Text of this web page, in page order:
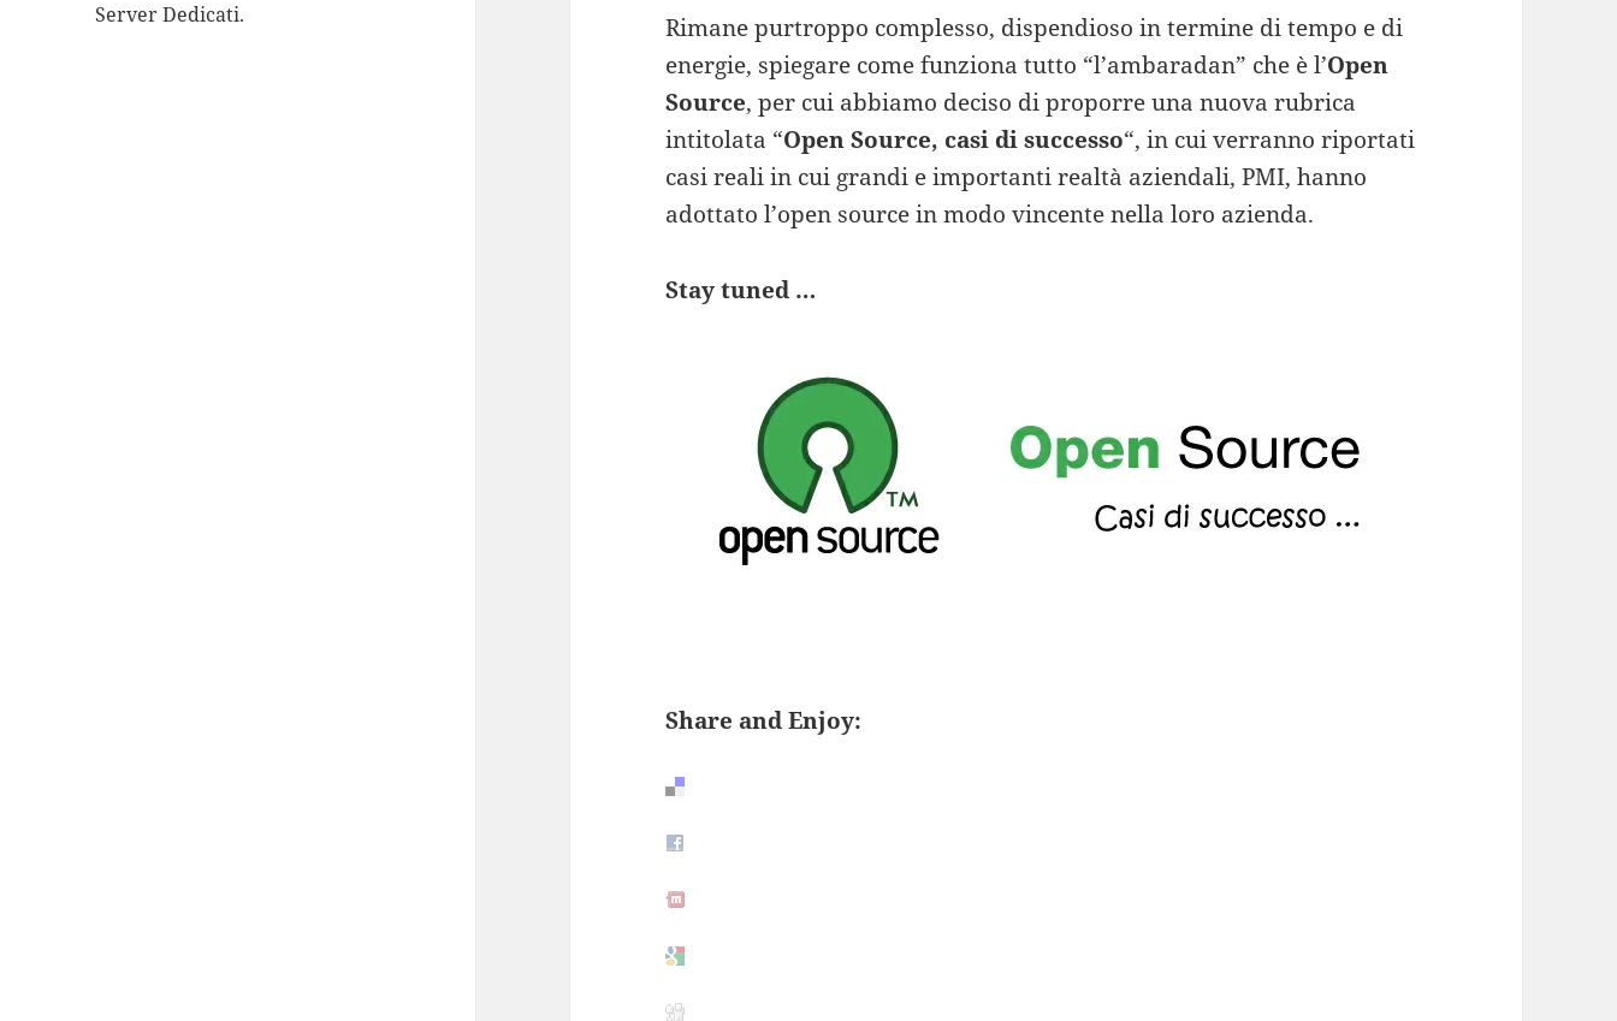
Server Dedicati.
Rimane purtroppo complesso, dispendioso in termine di tempo e di
energie, spiegare come funziona tutto “l’ambaradan” che è l’Open
Source, per cui abbiamo deciso di proporre una nuova rubrica
intitolata “Open Source, casi di successo“, in cui verranno riportati
casi reali in cui grandi e importanti realtà aziendali, PMI, hanno
adottato l’open source in modo vincente nella loro azienda.
Stay tuned …
Share and Enjoy: